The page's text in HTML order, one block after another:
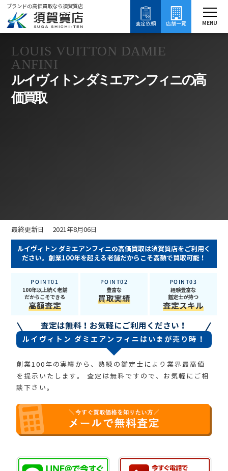
ブランドの高価買取なら須賀質店
査定依頼
店舗一覧 MENU
ブランド買取 財布・小物買取 ルイヴィトン買取 ルイヴィトン ダミエアンフィニ買取
LOUIS VUITTON DAMIE
ANFINI
ルイヴィトン ダミエアンフィニの高
価買取
最終更新日 2021年8月06日
ルイヴィトン ダミエアンフィニの高価買取は須賀質店をご利用く
ださい。創業100年を超える老舗だからこそ高額で買取可能！
POINT01
100年以上続く老舗
だからこそできる
高額査定
POINT02
豊富な
買取実績
POINT03
経験豊富な
鑑定士が持つ
査定スキル
査定は無料！お気軽にご利用ください！
ルイヴィトン ダミエアンフィニはいまが売り時！
創業100年の実績から、熟練の鑑定士により業界最高値
を提示いたします。
査定は無料ですので、お気軽にご相
談下さい。